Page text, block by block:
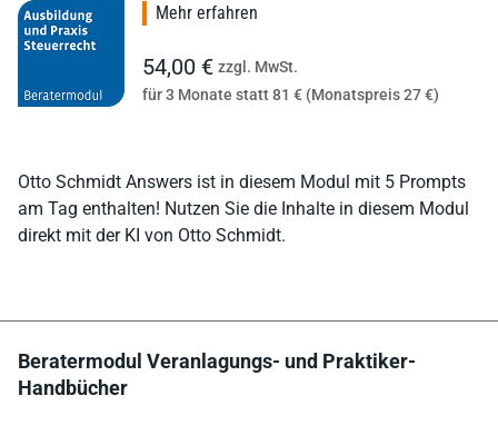
Otto Schmidt Answers ist in diesem Modul mit 5 Prompts
am Tag enthalten! Nutzen Sie die Inhalte in diesem Modul
direkt mit der KI von Otto Schmidt.
Mehr erfahren
54,00 € zzgl. MwSt.
für 3 Monate statt 81 € (Monatspreis 27 €)
Beratermodul Veranlagungs- und Praktiker-
Handbücher